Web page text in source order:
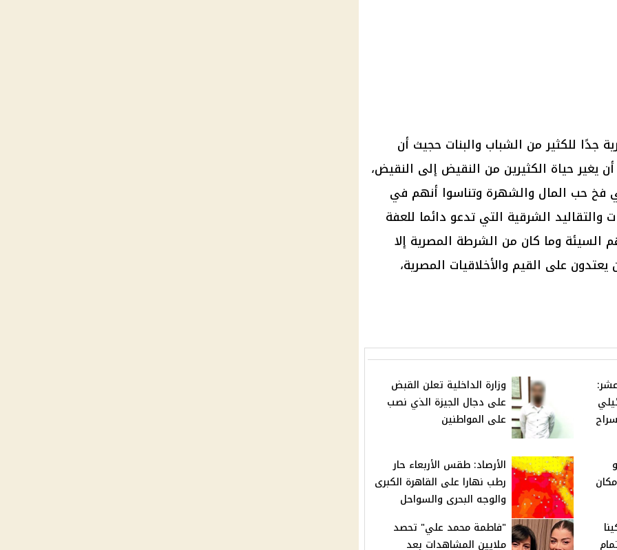
جدًا للكثير من الشباب والبنات حجيث أن
يغير حياة الكثيرين من النقيض إلى النقيض،
فخ حب المال والشهرة وتناسوا أنهم في
الشرقية التي تدعو دائما للعفة
السيئة وما كان من الشرطة المصرية إلا
على القيم والأخلاقيات المصرية،
عشر:
وزارة الداخلية تعلن القبض
على دجال الجيزة الذي نصب
على المواطنين
الأرصاد: طقس الأربعاء حار
رطب نهارا على القاهرة الكبرى
والوجه البحرى والسواحل
"فاطمة محمد علي" تحصد
ملايين المشاهدات بعد